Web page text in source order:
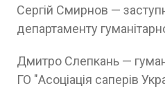
Сергій Смирнов —
департаменту
Дмитро Слепкань —
ГО "Асоціація саперів